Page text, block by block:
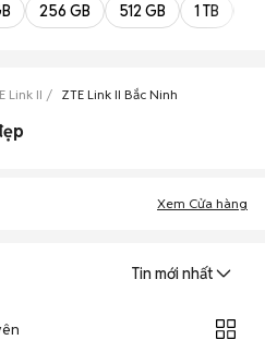
256 GB 512 GB 1 TB
Link II ZTE Link II Bắc Ninh
Xem Cửa hàng
Tin mới nhất